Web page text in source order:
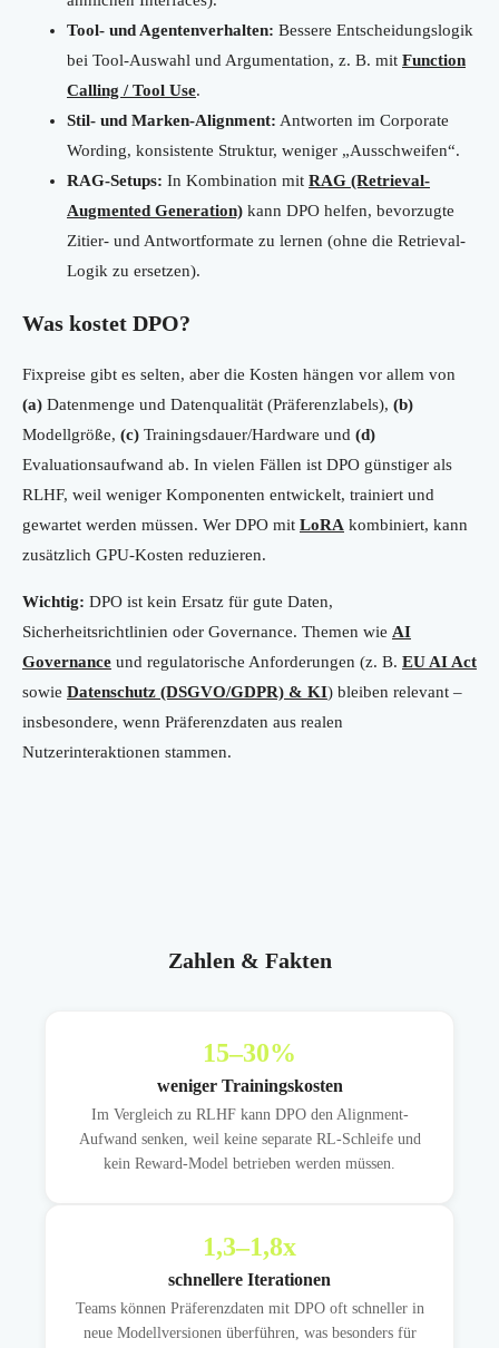
Tool- und Agentenverhalten: Bessere Entscheidungslogik
bei Tool-Auswahl und Argumentation, z. B. mit Function
Calling / Tool Use.
Stil- und Marken-Alignment: Antworten im Corporate
Wording, konsistente Struktur, weniger „Ausschweifen“.
RAG-Setups: In Kombination mit RAG (Retrieval-
Augmented Generation) kann DPO helfen, bevorzugte
Zitier- und Antwortformate zu lernen (ohne die Retrieval-
Logik zu ersetzen).
Was kostet DPO?
Fixpreise gibt es selten, aber die Kosten hängen vor allem von
(a) Datenmenge und Datenqualität (Präferenzlabels), (b)
Modellgröße, (c) Trainingsdauer/Hardware und (d)
Evaluationsaufwand ab. In vielen Fällen ist DPO günstiger als
RLHF, weil weniger Komponenten entwickelt, trainiert und
gewartet werden müssen. Wer DPO mit LoRA kombiniert, kann
zusätzlich GPU-Kosten reduzieren.
Wichtig: DPO ist kein Ersatz für gute Daten,
Sicherheitsrichtlinien oder Governance. Themen wie AI
Governance und regulatorische Anforderungen (z. B. EU AI Act
sowie Datenschutz (DSGVO/GDPR) & KI) bleiben relevant –
insbesondere, wenn Präferenzdaten aus realen
Nutzerinteraktionen stammen.
Zahlen & Fakten
15–30%
weniger Trainingskosten
Im Vergleich zu RLHF kann DPO den Alignment-
Aufwand senken, weil keine separate RL-Schleife und
kein Reward-Model betrieben werden müssen.
1,3–1,8x
schnellere Iterationen
Teams können Präferenzdaten mit DPO oft schneller in
neue Modellversionen überführen, was besonders für